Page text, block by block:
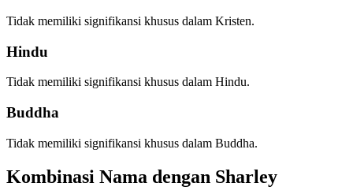
Tidak memiliki signifikansi khusus dalam Kristen.
Hindu
Tidak memiliki signifikansi khusus dalam Hindu.
Buddha
Tidak memiliki signifikansi khusus dalam Buddha.
Kombinasi Nama dengan Sharley